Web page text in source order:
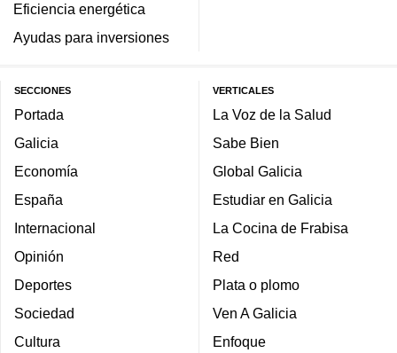
Eficiencia energética
Ayudas para inversiones
SECCIONES
Portada
Galicia
Economía
España
Internacional
Opinión
Deportes
Sociedad
Cultura
VERTICALES
La Voz de la Salud
Sabe Bien
Global Galicia
Estudiar en Galicia
La Cocina de Frabisa
Red
Plata o plomo
Ven A Galicia
Enfoque